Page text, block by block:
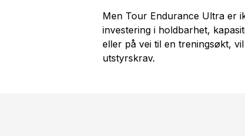
Men Tour Endurance Ultra er
investering i holdbarhet,
eller på vei til en treningsøkt,
utstyrskrav.